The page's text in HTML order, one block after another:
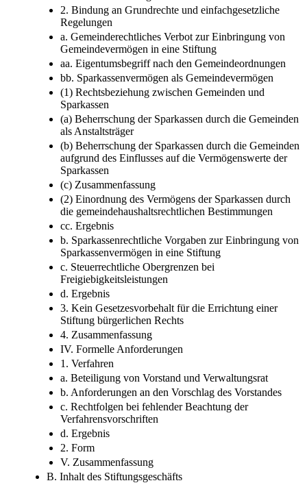
2. Bindung an Grundrechte und einfachgesetzliche
Regelungen
a. Gemeinderechtliches Verbot zur Einbringung von
Gemeindevermögen in eine Stiftung
aa. Eigentumsbegriff nach den Gemeindeordnungen
bb. Sparkassenvermögen als Gemeindevermögen
(1) Rechtsbeziehung zwischen Gemeinden und
Sparkassen
(a) Beherrschung der Sparkassen durch die Gemeinden
als Anstaltsträger
(b) Beherrschung der Sparkassen durch die Gemeinden
aufgrund des Einflusses auf die Vermögenswerte der
Sparkassen
(c) Zusammenfassung
(2) Einordnung des Vermögens der Sparkassen durch
die gemeindehaushaltsrechtlichen Bestimmungen
cc. Ergebnis
b. Sparkassenrechtliche Vorgaben zur Einbringung von
Sparkassenvermögen in eine Stiftung
c. Steuerrechtliche Obergrenzen bei
Freigiebigkeitsleistungen
d. Ergebnis
3. Kein Gesetzesvorbehalt für die Errichtung einer
Stiftung bürgerlichen Rechts
4. Zusammenfassung
IV. Formelle Anforderungen
1. Verfahren
a. Beteiligung von Vorstand und Verwaltungsrat
b. Anforderungen an den Vorschlag des Vorstandes
c. Rechtfolgen bei fehlender Beachtung der
Verfahrensvorschriften
d. Ergebnis
2. Form
V. Zusammenfassung
B. Inhalt des Stiftungsgeschäfts